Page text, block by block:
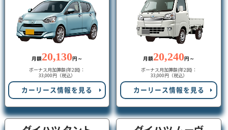
月額 20,130 円～
ボーナス月加算額(年2回)：
33,000円（税込）
カーリース情報を見る
月額 20,240 円～
ボーナス月加算額(年2回)：
33,000円（税込）
カーリース情報を見る